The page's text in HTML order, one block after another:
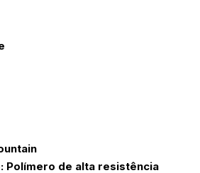
Polímero de alta resistência